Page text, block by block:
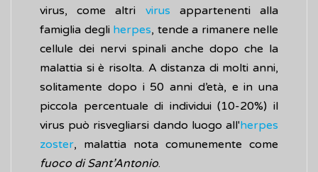
virus, come altri virus appartenenti alla
famiglia degli herpes, tende a rimanere nelle
cellule dei nervi spinali anche dopo che la
malattia si è risolta. A distanza di molti anni,
solitamente dopo i 50 anni d’età, e in una
piccola percentuale di individui (10-20%) il
virus può risvegliarsi dando luogo all'herpes
zoster, malattia nota comunemente come
fuoco di Sant’Antonio.